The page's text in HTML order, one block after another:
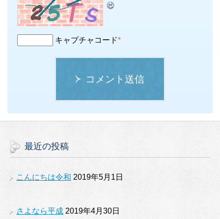
キャプチャコード*
コメント送信
最近の投稿
こんにちは令和 2019年5月1日
さよなら平成 2019年4月30日